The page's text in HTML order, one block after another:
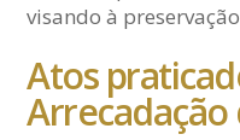
visando à
Atos